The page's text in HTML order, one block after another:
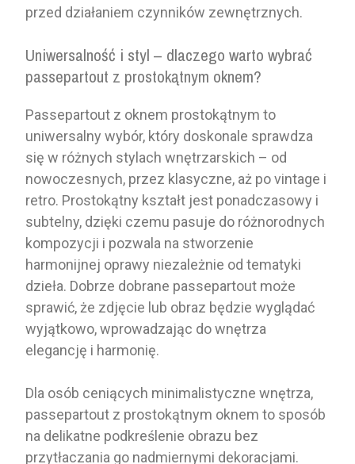
przed działaniem czynników zewnętrznych.
Uniwersalność i styl – dlaczego warto wybrać
passepartout z prostokątnym oknem?
Passepartout z oknem prostokątnym to
uniwersalny wybór, który doskonale sprawdza
się w różnych stylach wnętrzarskich – od
nowoczesnych, przez klasyczne, aż po vintage i
retro. Prostokątny kształt jest ponadczasowy i
subtelny, dzięki czemu pasuje do różnorodnych
kompozycji i pozwala na stworzenie
harmonijnej oprawy niezależnie od tematyki
dzieła. Dobrze dobrane passepartout może
sprawić, że zdjęcie lub obraz będzie wyglądać
wyjątkowo, wprowadzając do wnętrza
elegancję i harmonię.
Dla osób ceniących minimalistyczne wnętrza,
passepartout z prostokątnym oknem to sposób
na delikatne podkreślenie obrazu bez
przytłaczania go nadmiernymi dekoracjami.